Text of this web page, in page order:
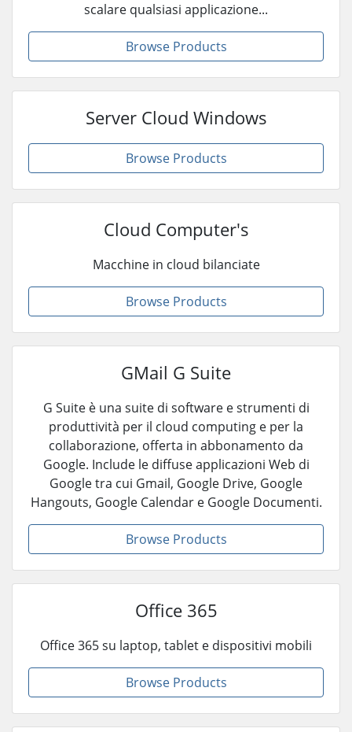
scalare qualsiasi applicazione...
Browse Products
Server Cloud Windows
Browse Products
Cloud Computer's
Macchine in cloud bilanciate
Browse Products
GMail G Suite
G Suite è una suite di software e strumenti di
produttività per il cloud computing e per la
collaborazione, offerta in abbonamento da
Google. Include le diffuse applicazioni Web di
Google tra cui Gmail, Google Drive, Google
Hangouts, Google Calendar e Google Documenti.
Browse Products
Office 365
Office 365 su laptop, tablet e dispositivi mobili
Browse Products